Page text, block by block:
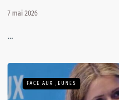
7 mai 2026
…
FACE AUX JEUNES